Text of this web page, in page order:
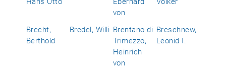
von
Brecht,
Berthold
Bredel, Willi Brentano di
Trimezzo,
Heinrich
von
Breschnew,
Leonid I.